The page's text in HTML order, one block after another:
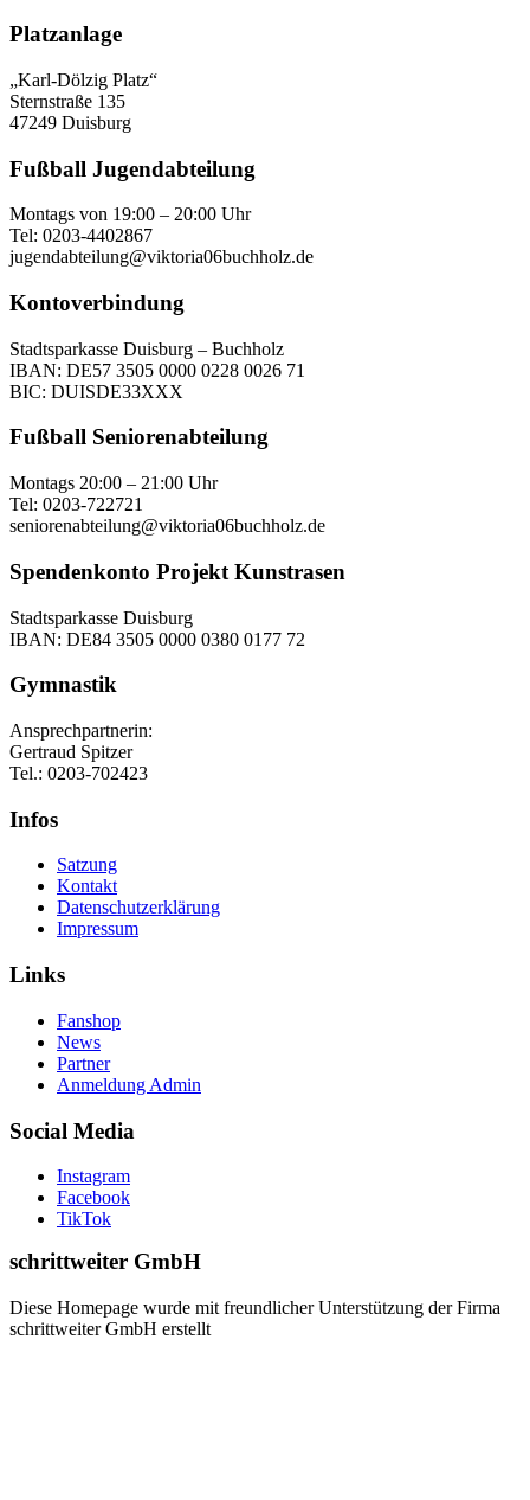
Platzanlage
„Karl-Dölzig Platz“
Sternstraße 135
47249 Duisburg
Fußball Jugendabteilung
Montags von 19:00 – 20:00 Uhr
Tel: 0203-4402867
jugendabteilung@viktoria06buchholz.de
Kontoverbindung
Stadtsparkasse Duisburg – Buchholz
IBAN: DE57 3505 0000 0228 0026 71
BIC: DUISDE33XXX
Fußball Seniorenabteilung
Montags 20:00 – 21:00 Uhr
Tel: 0203-722721
seniorenabteilung@viktoria06buchholz.de
Spendenkonto Projekt Kunstrasen
Stadtsparkasse Duisburg
IBAN: DE84 3505 0000 0380 0177 72
Gymnastik
Ansprechpartnerin:
Gertraud Spitzer
Tel.: 0203-702423
Infos
Satzung
Kontakt
Datenschutzerklärung
Impressum
Links
Fanshop
News
Partner
Anmeldung Admin
Social Media
Instagram
Facebook
TikTok
schrittweiter GmbH
Diese Homepage wurde mit freundlicher Unterstützung der Firma
schrittweiter GmbH erstellt